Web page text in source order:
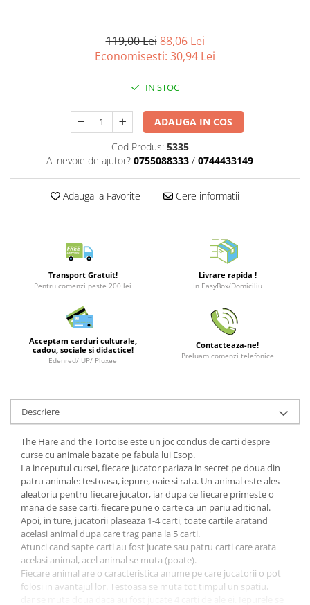
Brelocuri
Plusuri si papusi
Decoratiuni
Studio Ghibli/My Neighbor
Totoro/Kiki etc
Dragon Ball
Pokemon
Lord of The Rings
Sailor Moon
Harry Potter
Star Trek
Fallout
Stranger Things
Collectibles
KPop Demon Hunters
119,00 Lei 88,06 Lei
Economisesti: 30,94 Lei
IN STOC
ADAUGA IN COS
Cod Produs: 5335
Ai nevoie de ajutor? 0755088333 / 0744433149
Adauga la Favorite Cere informatii
Transport Gratuit!
Pentru comenzi peste 200 lei
Livrare rapida !
In EasyBox/Domiciliu
Acceptam carduri culturale,
cadou, sociale si didactice!
Edenred/ UP/ Pluxee
Contacteaza-ne!
Preluam comenzi telefonice
Descriere
The Hare and the Tortoise este un joc condus de carti despre
curse cu animale bazate pe fabula lui Esop.
La inceputul cursei, fiecare jucator pariaza in secret pe doua din
patru animale: testoasa, iepure, oaie si rata. Un animal este ales
aleatoriu pentru fiecare jucator, iar dupa ce fiecare primeste o
mana de sase carti, fiecare pune o carte ca un pariu aditional.
Apoi, in ture, jucatorii plaseaza 1-4 carti, toate cartile aratand
acelasi animal dupa care trag pana la 5 carti.
Atunci cand sapte carti au fost jucate sau patru carti care arata
acelasi animal, acel animal se muta (poate).
Fiecare animal are o caracteristica anume pe care jucatorii o pot
folosi in avantajul lor. Testoasa se muta tot timpul un spatiu,